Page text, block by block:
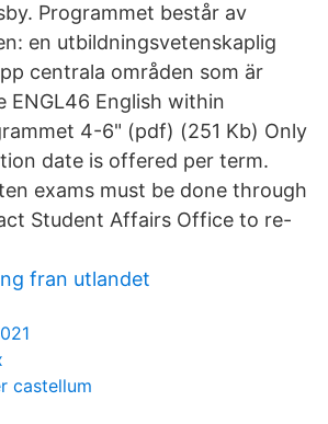
Programmet består av
en utbildningsvetenskaplig
centrala områden som är
ENGL46 English within
4-6" (pdf) (251 Kb) Only
date is offered per term.
exams must be done through
Student Affairs Office to re-
fran utlandet
castellum